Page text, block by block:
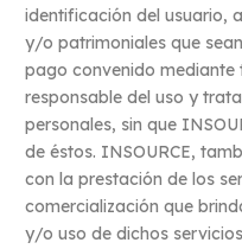
identificación del usuario,
y/o patrimoniales que
pago convenido mediante
responsable del uso y
personales, sin que
de éstos. INSOURCE,
con la prestación de los
comercialización que
y/o uso de dichos